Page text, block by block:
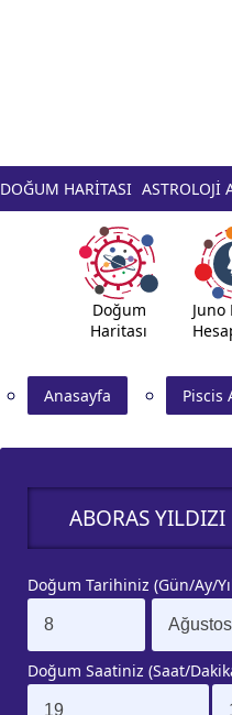
DOĞUM HARİTASI ASTROLOJİ
Doğum
Haritası
Juno
Anasayfa Piscis
ABORAS
Doğum Tarihiniz (Gün/Ay/
Doğum Saatiniz (Saat/